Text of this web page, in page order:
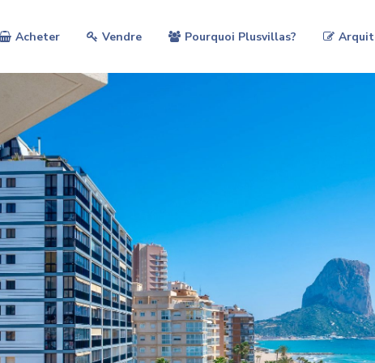
Acheter Vendre Pourquoi Plusvillas?